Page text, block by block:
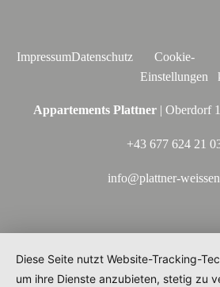
ImpressumDatenschutz
Cookie-
Einstellungen
Appartements Plattner | Oberdorf
+43 677 624 21
info@plattner-
Diese Seite nutzt Website-Tracking-
um ihre Dienste anzubieten, stetig zu